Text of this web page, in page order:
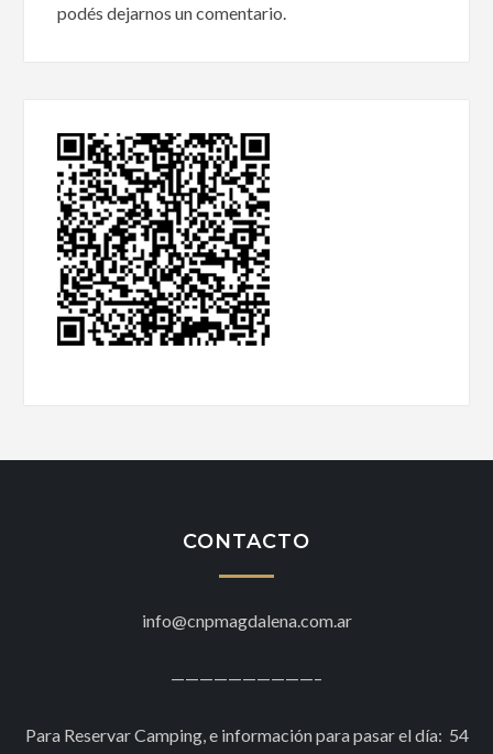
podés dejarnos un comentario.
CONTACTO
info@cnpmagdalena.com.ar
——————————–
Para Reservar Camping, e información para pasar el día: 54